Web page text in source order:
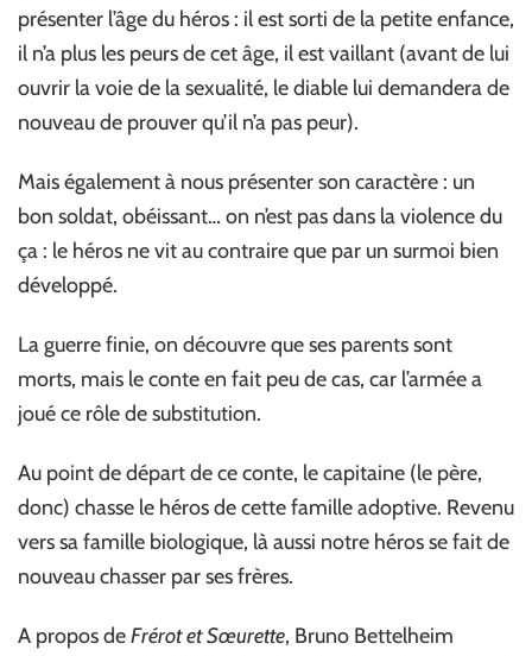
présenter l’âge du héros : il est sorti de la petite enfance,
il n’a plus les peurs de cet âge, il est vaillant (avant de lui
ouvrir la voie de la sexualité, le diable lui demandera de
nouveau de prouver qu’il n’a pas peur).
Mais également à nous présenter son caractère : un
bon soldat, obéissant… on n’est pas dans la violence du
ça : le héros ne vit au contraire que par un surmoi bien
développé.
La guerre finie, on découvre que ses parents sont
morts, mais le conte en fait peu de cas, car l’armée a
joué ce rôle de substitution.
Au point de départ de ce conte, le capitaine (le père,
donc) chasse le héros de cette famille adoptive. Revenu
vers sa famille biologique, là aussi notre héros se fait de
nouveau chasser par ses frères.
A propos deFrérot et Sœurette, Bruno Bettelheim